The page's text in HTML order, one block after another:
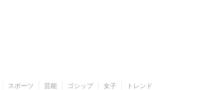
スポーツ 芸能 ゴシップ 女子 トレンド